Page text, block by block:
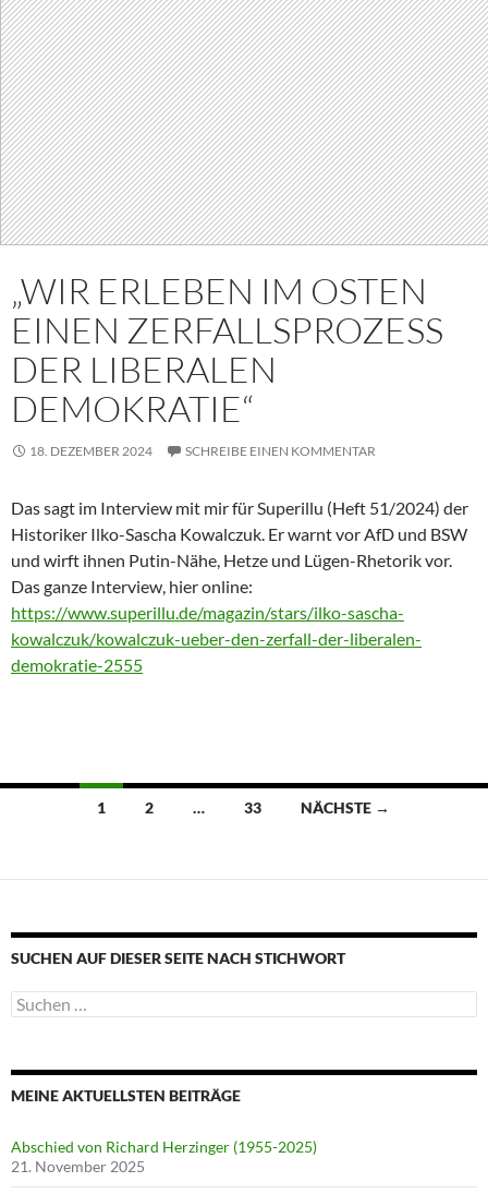
„WIR ERLEBEN IM OSTEN
EINEN ZERFALLSPROZESS
DER LIBERALEN
DEMOKRATIE“
18. DEZEMBER 2024 SCHREIBE EINEN KOMMENTAR
Das sagt im Interview mit mir für Superillu (Heft 51/2024) der
Historiker Ilko-Sascha Kowalczuk. Er warnt vor AfD und BSW
und wirft ihnen Putin-Nähe, Hetze und Lügen-Rhetorik vor.
Das ganze Interview, hier online:
https://www.superillu.de/magazin/stars/ilko-sascha-
kowalczuk/kowalczuk-ueber-den-zerfall-der-liberalen-
demokratie-2555
Beitragsnavigation
1 2 … 33 NÄCHSTE →
SUCHEN AUF DIESER SEITE NACH STICHWORT
Suche
nach:
MEINE AKTUELLSTEN BEITRÄGE
Abschied von Richard Herzinger (1955-2025)
21. November 2025